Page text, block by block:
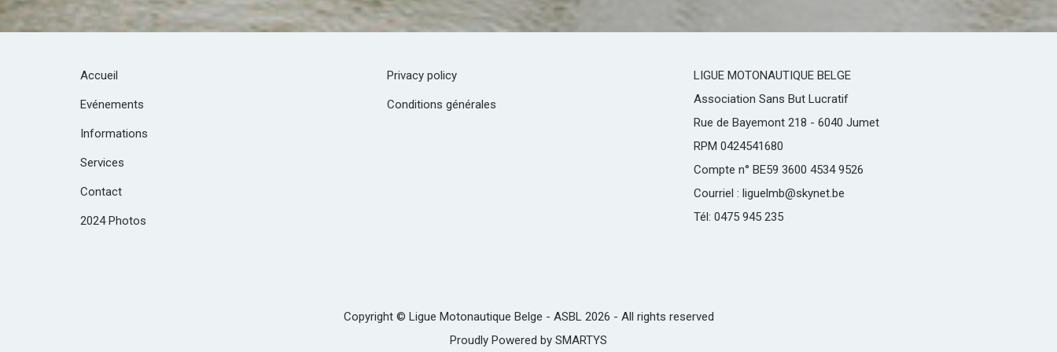
Accueil
Evénements
Informations
Services
Contact
2024 Photos
Privacy policy
Conditions générales
LIGUE MOTONAUTIQUE BELGE
Association Sans But Lucratif
Rue de Bayemont 218 - 6040 Jumet
RPM 0424541680
Compte n° BE59 3600 4534 9526
Courriel : liguelmb@skynet.be
Tél: 0475 945 235
Copyright © Ligue Motonautique Belge - ASBL 2026 - All rights reserved
Proudly Powered by SMARTYS